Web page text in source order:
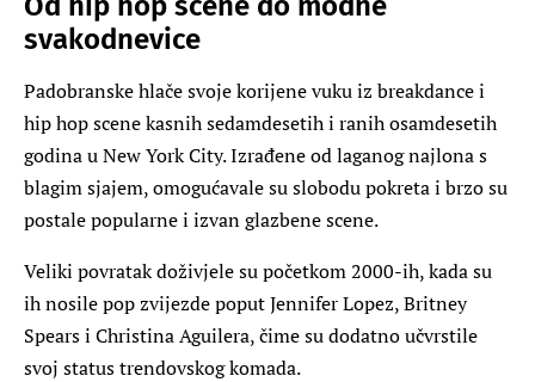
svakodnevice
Padobranske hlače svoje korijene vuku iz breakdance i
hip hop scene kasnih sedamdesetih i ranih osamdesetih
godina u New York City. Izrađene od laganog najlona s
blagim sjajem, omogućavale su slobodu pokreta i brzo su
postale popularne i izvan glazbene scene.
Veliki povratak doživjele su početkom 2000-ih, kada su
ih nosile pop zvijezde poput Jennifer Lopez, Britney
Spears i Christina Aguilera, čime su dodatno učvrstile
svoj status trendovskog komada.